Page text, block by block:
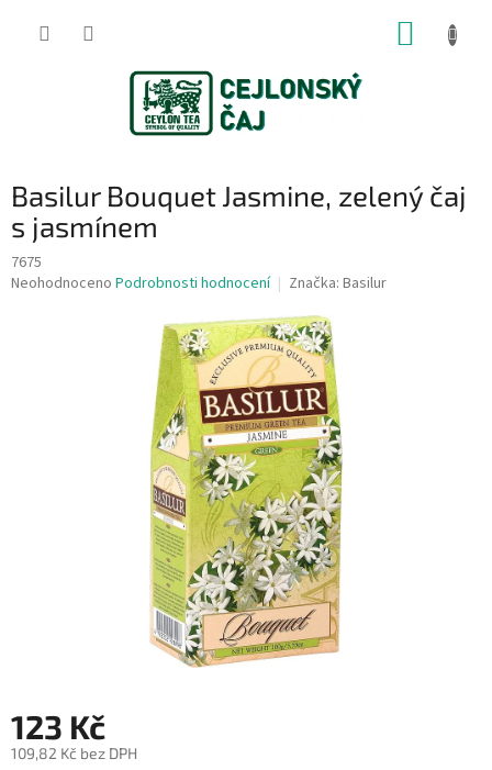
Basilur Bouquet Jasmine, zelený čaj
s jasmínem
7675
Průměrné
Neohodnoceno Podrobnosti hodnocení Značka: Basilur
123 Kč
109,82 Kč bez DPH